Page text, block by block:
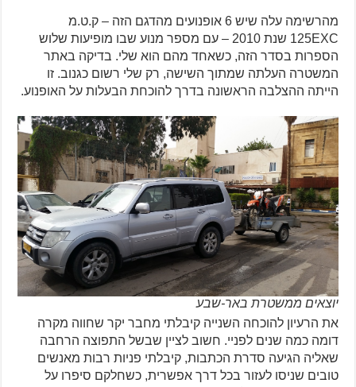
מהרשימה עלה שיש 6 אופנועים מהדגם הזה – ק.ט.מ
125EXC שנת 2010 – עם מספר מנוע שבו מופיעות שלוש
הספרות בסדר הזה, כשאחד מהם הוא שלי. בדיקה באתר
המשטרה העלתה שמתוך השישה, רק שלי רשום כגנוב. זו
הייתה ההצלבה הראשונה בדרך להוכחת הבעלות על האופנוע.
יוצאים ממשטרת באר-שבע
את הרעיון להוכחה השנייה קיבלתי מחבר יקר שחווה מקרה
דומה כמה שנים לפניי. חשוב לציין שבשל התפוצה הרחבה
שאליה הגיעה סדרת הכתבות, קיבלתי פניות רבות מאנשים
טובים שניסו לעזור בכל דרך אפשרית, כשחלקם סיפרו על